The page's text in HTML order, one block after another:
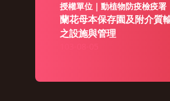
授權單位｜動植物防疫檢疫署
蘭花母本保存園及附介質
之設施與管理